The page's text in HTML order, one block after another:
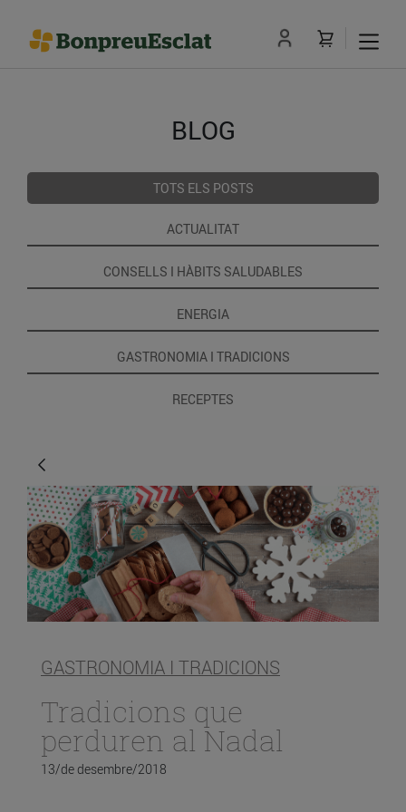
BLOG
TOTS ELS POSTS
ACTUALITAT
CONSELLS I HÀBITS SALUDABLES
ENERGIA
GASTRONOMIA I TRADICIONS
RECEPTES
GASTRONOMIA I TRADICIONS
Tradicions que
perduren al Nadal
13/de desembre/2018